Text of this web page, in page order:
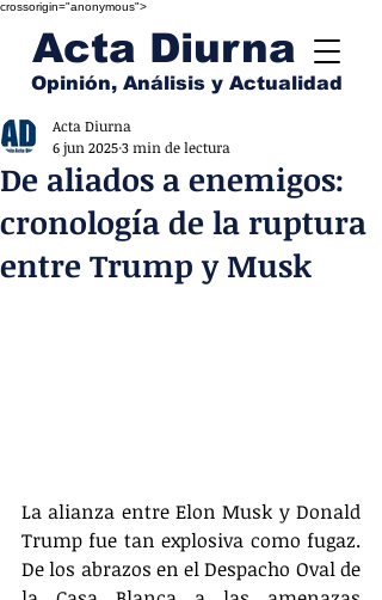
crossorigin="anonymous">
Acta Diurna
Opinión, Análisis y Actualidad
De aliados a enemigos:
cronología de la ruptura
entre Trump y Musk
Acta Diurna
6 jun 20253 min de lectura
La alianza entre Elon Musk y Donald
Trump fue tan explosiva como fugaz.
De los abrazos en el Despacho Oval de